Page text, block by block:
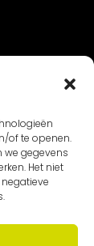
of te openen.
we gegevens
Het niet